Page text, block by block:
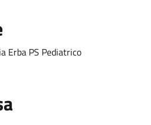
Erba PS Pediatrico